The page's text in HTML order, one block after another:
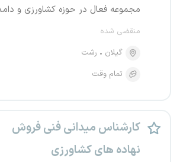
مجموعه فعال در حوزه کشاورزی و
منقضی شده
گیلان
رشت
تمام وقت
کارشناس میدانی فنی فروش
نهاده های کشاورزی